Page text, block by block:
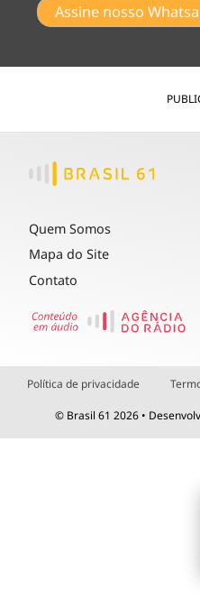
Assine nosso
Quem Somos
Mapa do Site
Contato
Política de privacidade
© Brasil 61 2026 •